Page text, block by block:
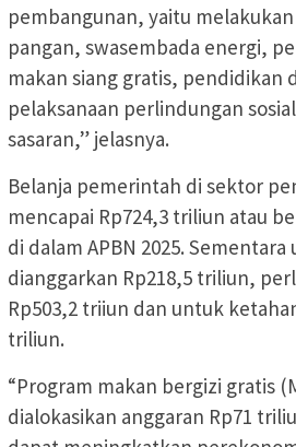
pembangunan, yaitu
pangan, swasembada energi,
makan siang gratis, pendidikan
pelaksanaan perlindungan
sasaran,” jelasnya.
Belanja pemerintah di sektor
mencapai Rp724,3 triliun atau
di dalam APBN 2025.
dianggarkan Rp218,5 triliun,
Rp503,2 triiun dan untuk
triliun.
“Program makan bergizi gratis
dialokasikan anggaran Rp71